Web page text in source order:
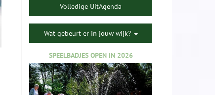
Volledige UitAgenda
Wat gebeurt er in jouw wijk?
SPEELBADJES OPEN IN 2026